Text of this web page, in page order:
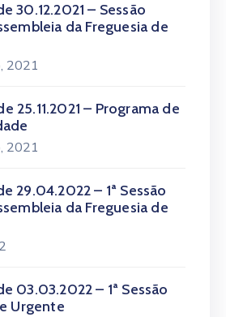
30.12.2021 – Sessão
da Freguesia de
2021
25.11.2021 – Programa de
2021
29.04.2022 – 1ª Sessão
da Freguesia de
03.03.2022 – 1ª Sessão
Urgente